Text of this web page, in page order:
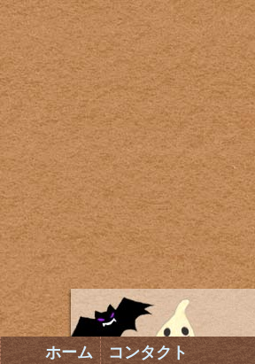
ホーム コンタクト